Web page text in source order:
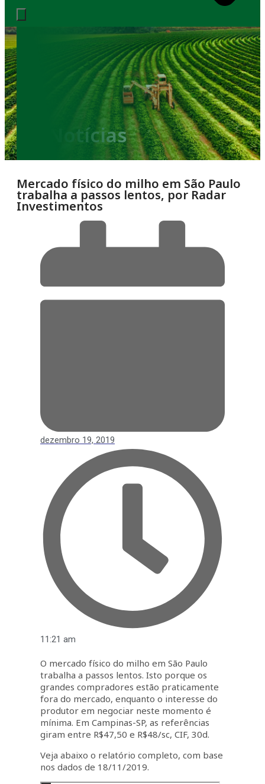
Notícias
Mercado físico do milho em São Paulo
trabalha a passos lentos, por Radar
Investimentos
dezembro 19, 2019
11:21 am
O mercado físico do milho em São Paulo
trabalha a passos lentos. Isto porque os
grandes compradores estão praticamente
fora do mercado, enquanto o interesse do
produtor em negociar neste momento é
mínima. Em Campinas-SP, as referências
giram entre R$47,50 e R$48/sc, CIF, 30d.
Veja abaixo o relatório completo, com base
nos dados de 18/11/2019.